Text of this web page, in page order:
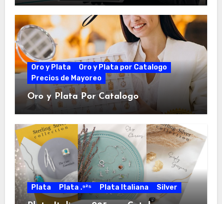
Oro y Plata
Oro y Plata por Catalogo
Precios de Mayoreo
Oro y Plata Por Catalogo
Plata Plata .⁹²⁵ Plata Italiana Silver